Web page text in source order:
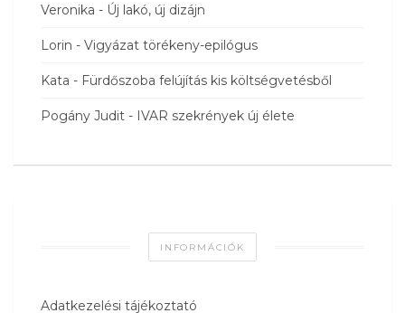
Veronika - Új lakó, új dizájn
Lorin - Vigyázat törékeny-epilógus
Kata - Fürdőszoba felújítás kis költségvetésből
Pogány Judit - IVAR szekrények új élete
INFORMÁCIÓK
Adatkezelési tájékoztató